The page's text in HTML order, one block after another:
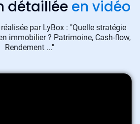
détaillée en vidéo
par LyBox : "Quelle stratégie
immobilier ? Patrimoine, Cash-flow,
Rendement ..."